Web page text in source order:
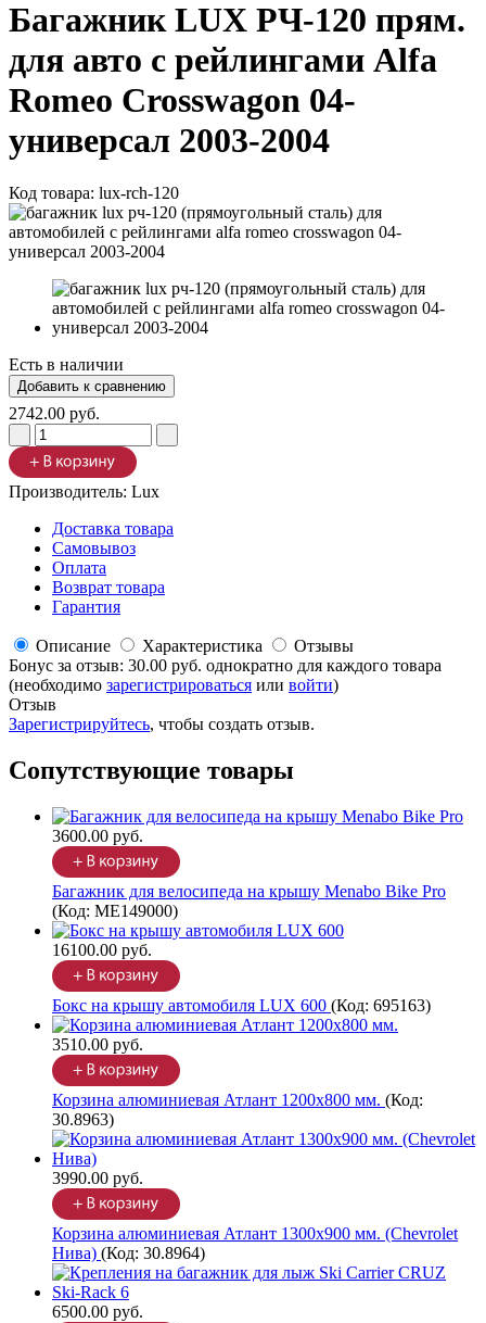
Багажник LUX РЧ-120 прям.
для авто с рейлингами Alfa
Romeo Crosswagon 04-
универсал 2003-2004
Код товара: lux-rch-120
Есть в наличии
2742.00 руб.
Производитель: Lux
Доставка товара
Самовывоз
Оплата
Возврат товара
Гарантия
Описание Характеристика
Отзывы
Бонус за отзыв: 30.00 руб. однократно для каждого товара
(необходимо зарегистрироваться или войти)
Отзыв
Зарегистрируйтесь, чтобы создать отзыв.
Сопутствующие товары
3600.00 руб.
Багажник для велосипеда на крышу Menabo Bike Pro
(Код: ME149000)
16100.00 руб.
Бокс на крышу автомобиля LUX 600 (Код: 695163)
3510.00 руб.
Корзина алюминиевая Атлант 1200х800 мм. (Код:
30.8963)
3990.00 руб.
Корзина алюминиевая Атлант 1300х900 мм. (Chevrolet
Нива) (Код: 30.8964)
6500.00 руб.